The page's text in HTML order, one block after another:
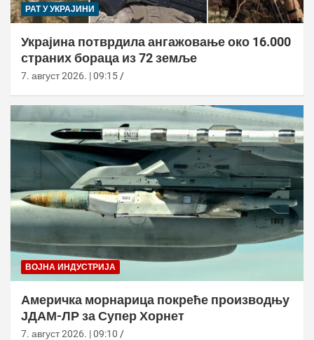
РАТ У УКРАЈИНИ
Украјина потврдила ангажовање око 16.000
страних бораца из 72 земље
7. август 2026. | 09:15
ВОЈНА ИНДУСТРИЈА
Америчка морнарица покреће производњу
ЈДАМ-ЛР за Супер Хорнет
7. август 2026. | 09:10